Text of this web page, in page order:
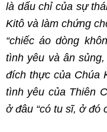
là dấu chỉ của sự
Kitô và làm chứng
“chiếc áo dòng
tình yêu và ân
đích thực của Chúa
tình yêu của Thiên
ở đâu “có tu sĩ, ở đó